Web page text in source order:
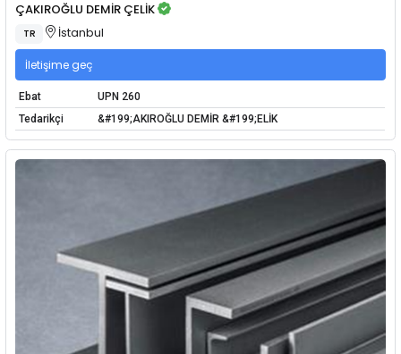
ÇAKIROĞLU DEMİR ÇELİK
TR İstanbul
İletişime geç
Ebat
UPN 260
Tedarikçi
&#199;AKIROĞLU DEMİR &#199;ELİK